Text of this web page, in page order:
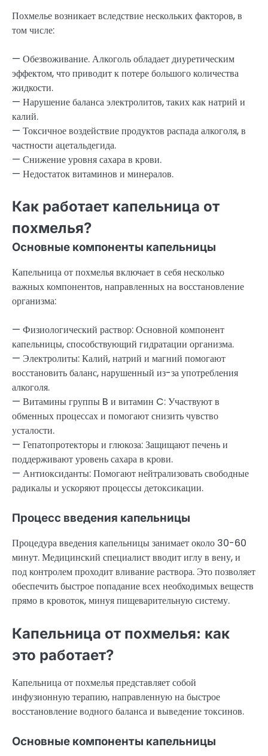
Похмелье возникает вследствие нескольких факторов, в
том числе:
— Обезвоживание. Алкоголь обладает диуретическим
эффектом, что приводит к потере большого количества
жидкости.
— Нарушение баланса электролитов, таких как натрий и
калий.
— Токсичное воздействие продуктов распада алкоголя, в
частности ацетальдегида.
— Снижение уровня сахара в крови.
— Недостаток витаминов и минералов.
Как работает капельница от
похмелья?
Основные компоненты капельницы
Капельница от похмелья включает в себя несколько
важных компонентов, направленных на восстановление
организма:
— Физиологический раствор: Основной компонент
капельницы, способствующий гидратации организма.
— Электролиты: Калий, натрий и магний помогают
восстановить баланс, нарушенный из-за употребления
алкоголя.
— Витамины группы B и витамин C: Участвуют в
обменных процессах и помогают снизить чувство
усталости.
— Гепатопротекторы и глюкоза: Защищают печень и
поддерживают уровень сахара в крови.
— Антиоксиданты: Помогают нейтрализовать свободные
радикалы и ускоряют процессы детоксикации.
Процесс введения капельницы
Процедура введения капельницы занимает около 30-60
минут. Медицинский специалист вводит иглу в вену, и
под контролем проходит вливание раствора. Это позволяет
обеспечить быстрое попадание всех необходимых веществ
прямо в кровоток, минуя пищеварительную систему.
Капельница от похмелья: как
это работает?
Капельница от похмелья представляет собой
инфузионную терапию, направленную на быстрое
восстановление водного баланса и выведение токсинов.
Основные компоненты капельницы